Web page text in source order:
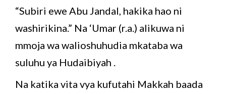
“Subiri ewe Abu Jandal, hakika hao ni
washirikina.” Na ‘Umar (r.a.) alikuwa ni
mmoja wa walioshuhudia mkataba wa
suluhu ya Hudaibiyah .
Na katika vita vya kufutahi Makkah baada